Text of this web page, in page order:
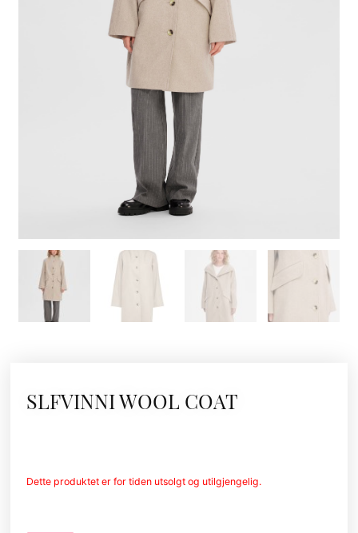
SLFVINNI WOOL COAT
Dette produktet er for tiden utsolgt og utilgjengelig.